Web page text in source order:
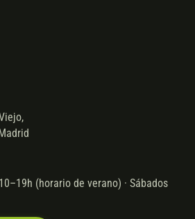
(horario de verano) · Sábados